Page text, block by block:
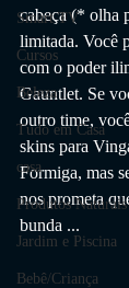
Smart TV
Cursos
Beleza
Tudo em Casa
casa
Produtos Naturais
Jardim e Piscina
Bebê/Criança
cabeça (* olha
limitada. Você
com o poder
Gauntlet. Se
outro time,
skins para
Formiga, mas
nos prometa
bunda ...